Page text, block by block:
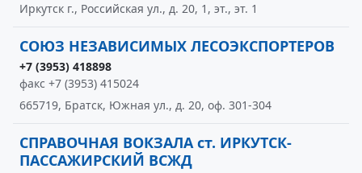
Иркутск г., Российская ул., д. 20, 1, эт., эт. 1
СОЮЗ НЕЗАВИСИМЫХ ЛЕСОЭКСПОРТЕРОВ
+7 (3953) 418898
факс +7 (3953) 415024
665719, Братск, Южная ул., д. 20, оф. 301-304
СПРАВОЧНАЯ ВОКЗАЛА ст. ИРКУТСК-
ПАССАЖИРСКИЙ ВСЖД